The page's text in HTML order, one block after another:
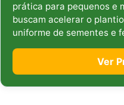
prática para pequenos e
buscam acelerar o
uniforme de sementes e
Ver